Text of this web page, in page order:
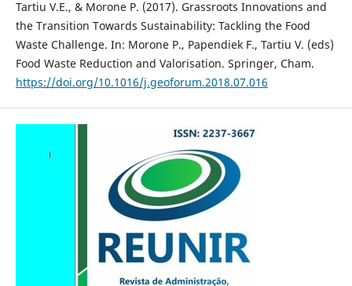
Tartiu V.E., & Morone P. (2017). Grassroots Innovations and
the Transition Towards Sustainability: Tackling the Food
Waste Challenge. In: Morone P., Papendiek F., Tartiu V. (eds)
Food Waste Reduction and Valorisation. Springer, Cham.
https://doi.org/10.1016/j.geoforum.2018.07.016